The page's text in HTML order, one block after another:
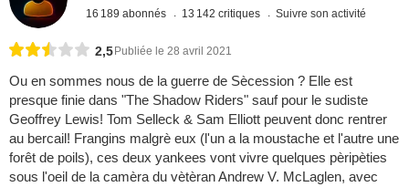
16 189 abonnés 13 142 critiques Suivre son activité
2,5 Publiée le 28 avril 2021
Ou en sommes nous de la guerre de Sècession ? Elle est
presque finie dans "The Shadow Riders" sauf pour le sudiste
Geoffrey Lewis! Tom Selleck & Sam Elliott peuvent donc rentrer
au bercail! Frangins malgrè eux (l'un a la moustache et l'autre une
forêt de poils), ces deux yankees vont vivre quelques pèripèties
sous l'oeil de la camèra du vètèran Andrew V. McLaglen, avec